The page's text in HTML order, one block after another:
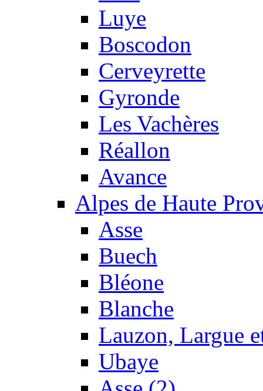
Luye
Boscodon
Cerveyrette
Gyronde
Les Vachères
Réallon
Avance
Alpes de Haute
Asse
Buech
Bléone
Blanche
Lauzon, Largue
Ubaye